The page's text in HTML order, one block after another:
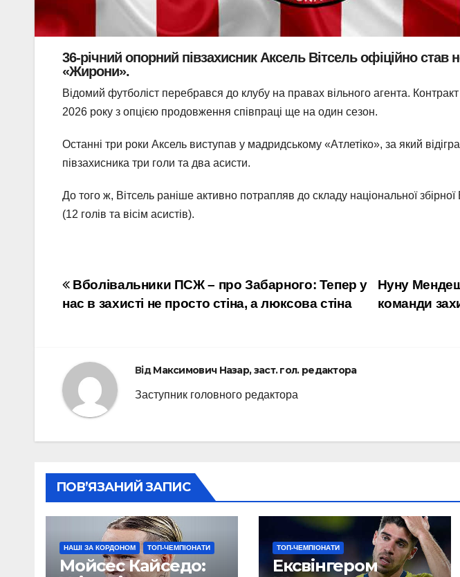
36-річний опорний півзахисник Аксель Вітсель офіційно став
«Жирони».
Відомий футболіст перебрався до клубу на правах вільного агента.
2026 року з опцією продовження співпраці ще на один сезон.
Останні три роки Аксель виступав у мадридському «Атлетіко», за який
півзахисника три голи та два асисти.
До того ж, Вітсель раніше активно потрапляв до складу національної збірної
(12 голів та вісім асистів).
Навігація
записів
Нуну
команди
Вболівальники ПСЖ – про Забарного: Тепер у
нас в захисті не просто стіна, а люксова стіна
ВідМаксимович Назар, заст. гол. редактора
Заступник головного редактора
ПОВ’ЯЗАНИЙ ЗАПИС
НАШІ ЗА КОРДОНОМ ТОП-ЧЕМПІОНАТИ
Мойсес Кайседо:
ТОП-ЧЕМПІОНАТИ
Ексвінгером